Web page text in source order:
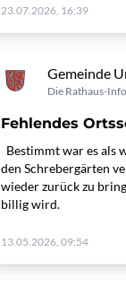
23.07.2026, 16:39
Gemeinde
Die Rathaus-
Fehlendes
Bestimmt war es als
den Schrebergärten
wieder zurück zu
billig wird.
13.05.2026, 09:54